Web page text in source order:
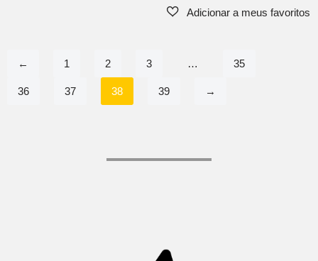
← 1 2 3 … 35
36 37 38 39 →